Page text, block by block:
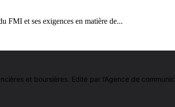
FMI et ses exigences en matière de...
et boursières. Edité par l’Agence de